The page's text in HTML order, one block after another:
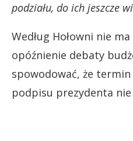
podziału, do ich jeszcze
Według Hołowni nie
opóźnienie debaty
spowodować, że
podpisu prezydenta